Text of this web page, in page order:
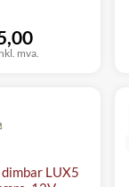
mva.
LUX5